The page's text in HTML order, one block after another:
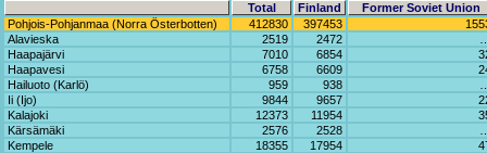
Total
Finland
Former Soviet Union
Pohjois-Pohjanmaa (Norra Österbotten)
412830 397453
Alavieska
2519 2472
Haapajärvi
7010 6854
Haapavesi
6758 6609
Hailuoto (Karlö)
959 938
Ii (Ijo)
9844 9657
Kalajoki
12373 11954
Kärsämäki
2576 2528
Kempele
18355 17954